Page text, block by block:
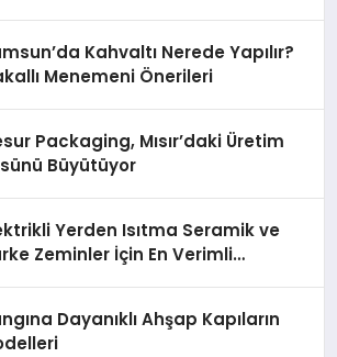
Kahvaltı Nerede Yapılır?
Menemeni Önerileri
Packaging, Mısır’daki Üretim
Büyütüyor
Yerden Isıtma Seramik ve
Zeminler İçin En Verimli
Dayanıklı Ahşap Kapıların